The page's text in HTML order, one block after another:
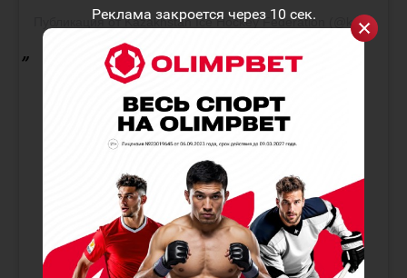
Реклама закроется через 10 сек. Публикация от Kazakhstan Ice Hockey Federation (@kazakhstanhockey)